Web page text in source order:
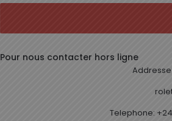
Pour nous contacter hors ligne
Telephone: